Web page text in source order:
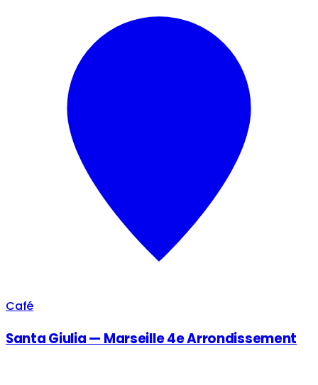
Café
Santa Giulia — Marseille 4e Arrondissement